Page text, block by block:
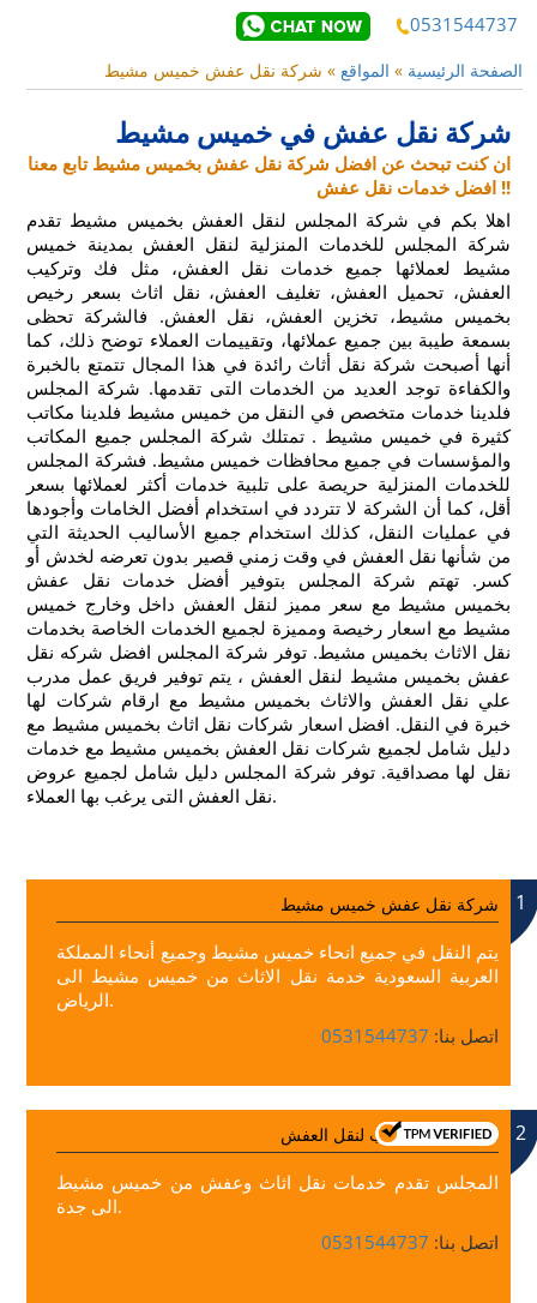
0531544737
الصفحة الرئيسية » المواقع » شركة نقل عفش خميس مشيط
شركة نقل عفش في خميس مشيط
ان كنت تبحث عن افضل شركة نقل عفش بخميس مشيط تابع معنا
افضل خدمات نقل عفش !!
اهلا بكم في شركة المجلس لنقل العفش بخميس مشيط تقدم
شركة المجلس للخدمات المنزلية لنقل العفش بمدينة خميس
مشيط لعملائها جميع خدمات نقل العفش، مثل فك وتركيب
العفش، تحميل العفش، تغليف العفش، نقل اثاث بسعر رخيص
بخميس مشيط، تخزين العفش، نقل العفش. فالشركة تحظى
بسمعة طيبة بين جميع عملائها، وتقييمات العملاء توضح ذلك، كما
أنها أصبحت شركة نقل أثاث رائدة في هذا المجال تتمتع بالخبرة
والكفاءةتوجد العديد من الخدمات التى تقدمها. شركة المجلس
فلدينا خدمات متخصص في النقل من خميس مشيط فلدينا مكاتب
كثيرة في خميس مشيط . تمتلك شركة المجلس جميع المكاتب
والمؤسسات في جميع محافظات خميس مشيط. فشركة المجلس
للخدمات المنزلية حريصة على تلبية خدمات أكثر لعملائها بسعر
أقل، كما أن الشركة لا تتردد في استخدام أفضل الخامات وأجودها
في عمليات النقل، كذلك استخدام جميع الأساليب الحديثة التي
من شأنها نقل العفش في وقت زمني قصير بدون تعرضه لخدش أو
كسر. تهتم شركة المجلس بتوفير أفضل خدمات نقل عفش
بخميس مشيط مع سعر مميز لنقل العفش داخل وخارج خميس
مشيط مع اسعار رخيصة ومميزة لجميع الخدمات الخاصة بخدمات
نقل الاثاث بخميس مشيط. توفر شركة المجلس افضل شركه نقل
عفش بخميس مشيط لنقل العفش ، يتم توفير فريق عمل مدرب
علي نقل العفش والاثاث بخميس مشيط مع ارقام شركات لها
خبرة في النقل. افضل اسعار شركات نقل اثاث بخميس مشيط مع
دليل شامل لجميع شركات نقل العفش بخميس مشيط مع خدمات
نقل لها مصداقية. توفر شركة المجلس دليل شامل لجميع عروض
نقل العفش التى يرغب بها العملاء.
1 شركة نقل عفش خميس مشيط
يتم النقل في جميع انحاء خميس مشيط وجميع أنحاء المملكة
العربية السعودية خدمة نقل الاثاث من خميس مشيط الى
الرياض.
اتصل بنا: 0531544737
2 افضل فريق مدرب لنقل العفش
المجلس تقدم خدمات نقل اثاث وعفش من خميس مشيط
الى جدة.
اتصل بنا: 0531544737